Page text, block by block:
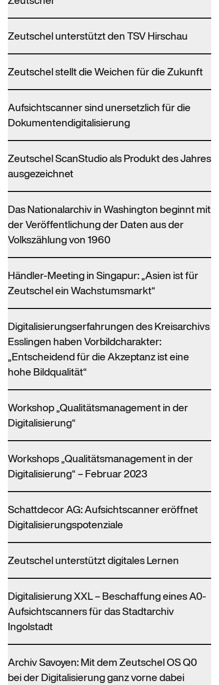
Zeutschel unterstützt den TSV Hirschau
Zeutschel stellt die Weichen für die Zukunft
Aufsichtscanner sind unersetzlich für die
Dokumentendigitalisierung
Zeutschel ScanStudio als Produkt des Jahres
ausgezeichnet
Das Nationalarchiv in Washington beginnt mit
der Veröffentlichung der Daten aus der
Volkszählung von 1960
Händler-Meeting in Singapur: „Asien ist für
Zeutschel ein Wachstumsmarkt“
Digitalisierungserfahrungen des Kreisarchivs
Esslingen haben Vorbildcharakter:
„Entscheidend für die Akzeptanz ist eine
hohe Bildqualität“
Workshop „Qualitätsmanagement in der
Digitalisierung“
Workshops „Qualitätsmanagement in der
Digitalisierung“ – Februar 2023
Schattdecor AG: Aufsichtscanner eröffnet
Digitalisierungspotenziale
Zeutschel unterstützt digitales Lernen
Digitalisierung XXL – Beschaffung eines A0-
Aufsichtscanners für das Stadtarchiv
Ingolstadt
Archiv Savoyen: Mit dem Zeutschel OS Q0
bei der Digitalisierung ganz vorne dabei